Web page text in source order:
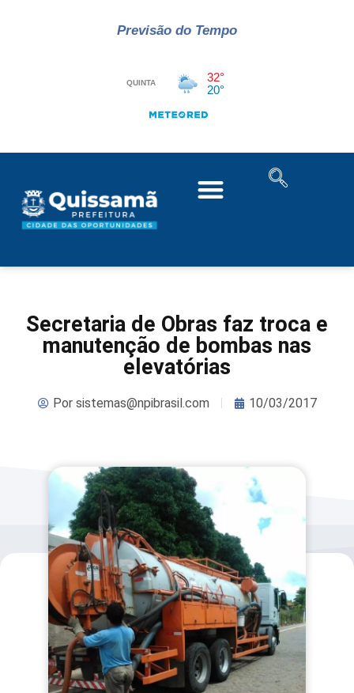
Previsão do Tempo
Secretaria de Obras faz troca e
manutenção de bombas nas
elevatórias
Porsistemas@npibrasil.com 10/03/2017